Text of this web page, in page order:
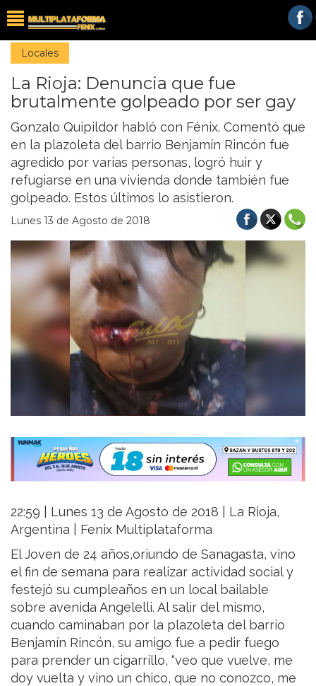
Locales
La Rioja: Denuncia que fue
brutalmente golpeado por ser gay
Gonzalo Quipildor habló con Fénix. Comentó que
en la plazoleta del barrio Benjamín Rincón fue
agredido por varias personas, logró huir y
refugiarse en una vivienda donde también fue
golpeado. Estos últimos lo asistieron.
Lunes 13 de Agosto de 2018
22:59 | Lunes 13 de Agosto de 2018 | La Rioja,
Argentina | Fenix Multiplataforma
El Joven de 24 años,oriundo de Sanagasta, vino
el fin de semana para realizar actividad social y
festejó su cumpleaños en un local bailable
sobre avenida Angelelli. Al salir del mismo,
cuando caminaban por la plazoleta del barrio
Benjamín Rincón, su amigo fue a pedir fuego
para prender un cigarrillo, “veo que vuelve, me
doy vuelta y vino un chico, que no conozco, me